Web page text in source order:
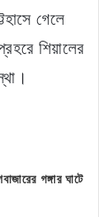
গেলে
শিয়ালের
গঙ্গার ঘাটে